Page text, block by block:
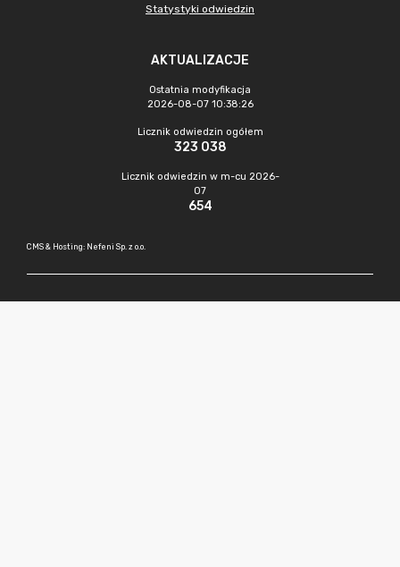
Statystyki odwiedzin
AKTUALIZACJE
Ostatnia modyfikacja
2026-08-07 10:38:26
Licznik odwiedzin ogółem
323 038
Licznik odwiedzin w m-cu 2026-
07
654
CMS & Hosting: Nefeni Sp. z o.o.